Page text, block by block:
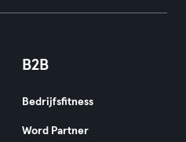
B2B
Bedrijfsfitness
Word Partner